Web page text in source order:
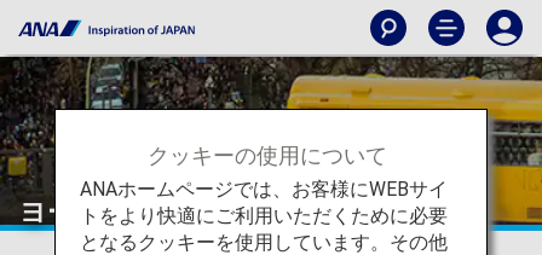
ヨーロッパ内鉄道サービスのご案内
クッキーの使用について
ANAホームページでは、お客様にWEBサイ
トをより快適にご利用いただくために必要
となるクッキーを使用しています。その他